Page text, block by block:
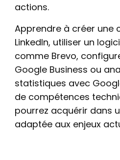
actions.
Apprendre à créer une
LinkedIn, utiliser un
comme Brevo,
Google Business ou
statistiques avec
de compétences
pourrez acquérir dans
adaptée aux enjeux